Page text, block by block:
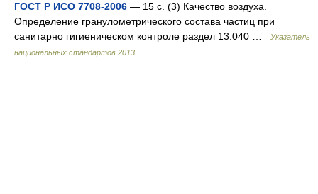
ГОСТ Р ИСО 7708-2006 — 15 с. (3) Качество воздуха.
Определение гранулометрического состава частиц при
санитарно гигиеническом контроле раздел 13.040 …
Указатель
национальных стандартов 2013